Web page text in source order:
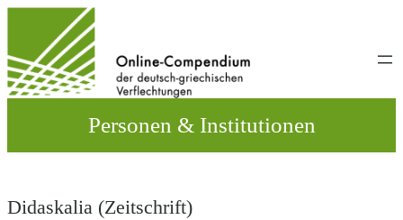
wechseln
Personen & Institutionen
Didaskalia (Zeitschrift)